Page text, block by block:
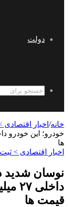
دولت
خانه/ اخبار
ها
اخبار اقتصادی >
نوسان شدید
قیمت ها